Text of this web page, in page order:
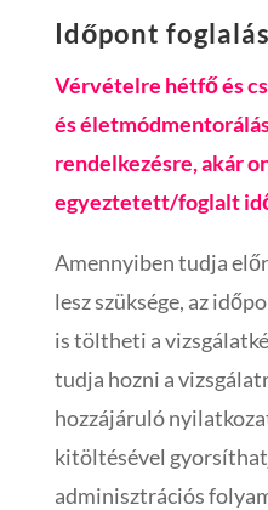
Időpont foglalás
Vérvételre hétfő és
és
rendelkezésre, akár
egyeztetett/foglalt
Amennyiben tudja
lesz szüksége, az
is töltheti a
tudja hozni a
hozzájáruló
kitöltésével
adminisztrációs